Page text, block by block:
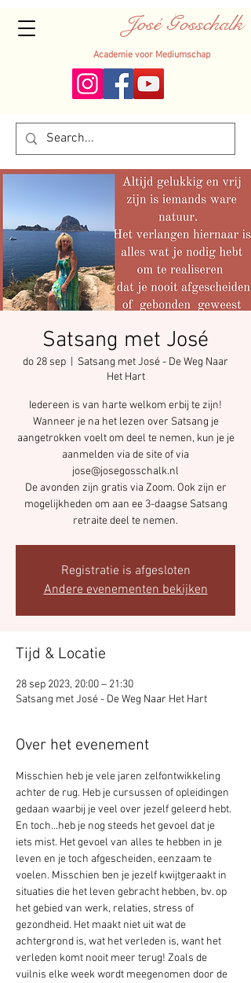
José Gosschalk
Academie voor Mediumschap
Satsang met José
do 28 sep
Satsang met José - De Weg Naar
Het Hart
Iedereen is van harte welkom erbij te zijn!
Wanneer je na het lezen over Satsang je
aangetrokken voelt om deel te nemen, kun je je
aanmelden via de site of via
jose@josegosschalk.nl
De avonden zijn gratis via Zoom. Ook zijn er
mogelijkheden om aan ee 3-daagse Satsang
retraite deel te nemen.
Registratie is afgesloten
Andere evenementen bekijken
Tijd & Locatie
28 sep 2023, 20:00 – 21:30
Satsang met José - De Weg Naar Het Hart
Over het evenement
Misschien heb je vele jaren zelfontwikkeling
achter de rug. Heb je cursussen of opleidingen
gedaan waarbij je veel over jezelf geleerd hebt.
En toch...heb je nog steeds het gevoel dat je
iets mist. Het gevoel van alles te hebben in je
leven en je toch afgescheiden, eenzaam te
voelen. Misschien ben je jezelf kwijtgeraakt in
situaties die het leven gebracht hebben, bv. op
het gebied van werk, relaties, stress of
gezondheid. Het maakt niet uit wat de
achtergrond is, wat het verleden is, want het
verleden komt nooit meer terug! Zoals de
vuilnis elke week wordt meegenomen door de